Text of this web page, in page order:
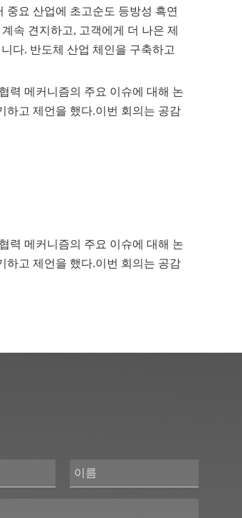
요 산업에 초고순도 등방성 흑연
속 견지하고, 고객에게 더 나은 제
다. 반도체 산업 체인을 구축하고
력 메커니즘의 주요 이슈에 대해 논
하고 제언을 했다.이번 회의는 공감
력 메커니즘의 주요 이슈에 대해 논
하고 제언을 했다.이번 회의는 공감